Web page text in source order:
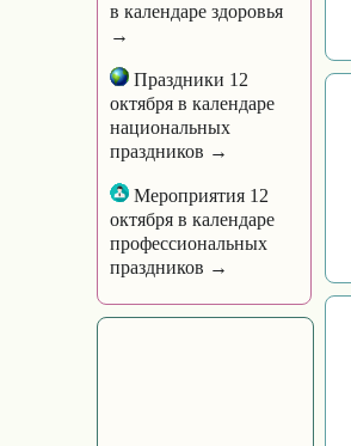
в календаре здоровья
→
Праздники 12
октября в календаре
национальных
праздников →
Мероприятия 12
октября в календаре
профессиональных
праздников →